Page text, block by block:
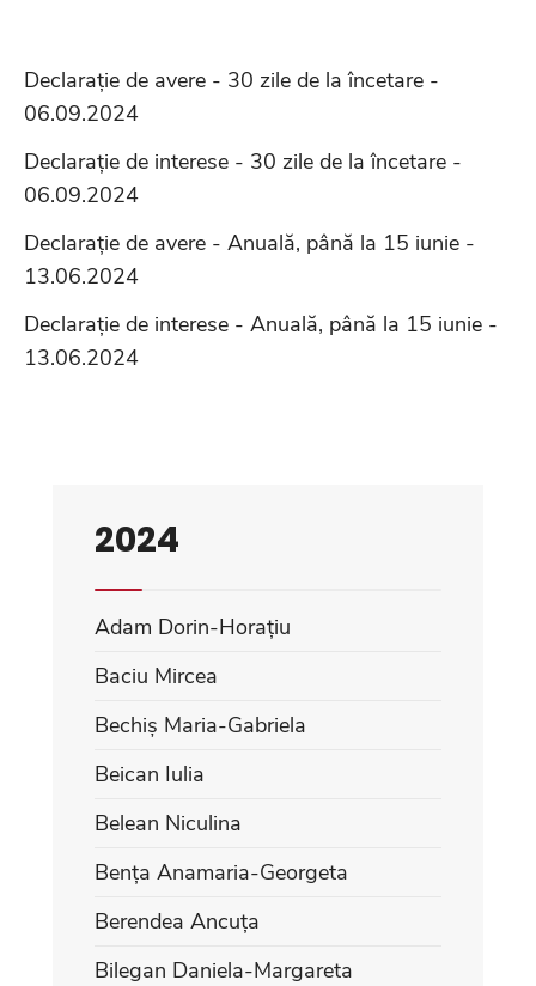
Declarație de avere - 30 zile de la încetare -
06.09.2024
Declarație de interese - 30 zile de la încetare -
06.09.2024
Declarație de avere - Anuală, până la 15 iunie -
13.06.2024
Declarație de interese - Anuală, până la 15 iunie -
13.06.2024
2024
Adam Dorin-Horațiu
Baciu Mircea
Bechiș Maria-Gabriela
Beican Iulia
Belean Niculina
Bența Anamaria-Georgeta
Berendea Ancuța
Bilegan Daniela-Margareta